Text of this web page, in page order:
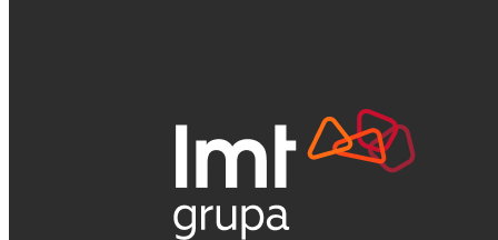
Visas planšetes
Samsung
Lenovo
Xiaomi
ONYX